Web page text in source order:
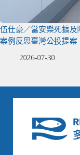
伍仕豪／當安樂死擴及
案例反思臺灣公投提案
2026-07-30